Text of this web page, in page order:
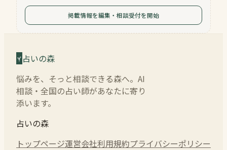
掲載情報を編集・相談受付を開始
占いの森
悩みを、そっと相談できる森へ。AI
相談・全国の占い師があなたに寄り
添います。
占いの森
トップページ運営会社利用規約プライバシーポリシー